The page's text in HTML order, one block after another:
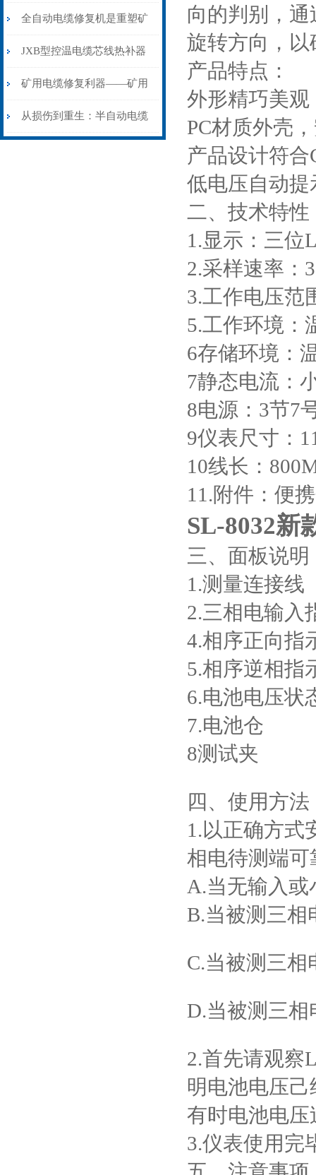
从“盲测”到“精确定点”的三
步作业法
全自动电缆修复机是重塑矿
山电力动脉的“智能外科医
生”
JXB型控温电缆芯线热补器
安装与接线：精准修复的工
艺基石
矿用电缆修复利器——矿用
电缆热补机智能控温，安全
从损伤到重生：半自动电缆
向的判别，
旋转方向，
产品特点：
外形精巧美
PC材质外壳
产品设计符
低电压自动
二、技术特性
1.显示：三位
2.采样速率：
3.工作电压范
5.工作环境
6存储环境：
7静态电流：
8电源：3节7
9仪表尺寸：
10线长：
11.附件：便
SL-8032新
三、面板说明
1.测量连接线
2.三相电输入
4.相序正向指
5.相序逆相指
6.电池电压状
7.电池仓
8测试夹
四、使用方法
1 .以正确方式
相电待测端可
A.当无输入
B.当被测三相
C.当被测三
D.当被测三
2.首先请观察
明电池电压
有时电池电
3.仪表使用完